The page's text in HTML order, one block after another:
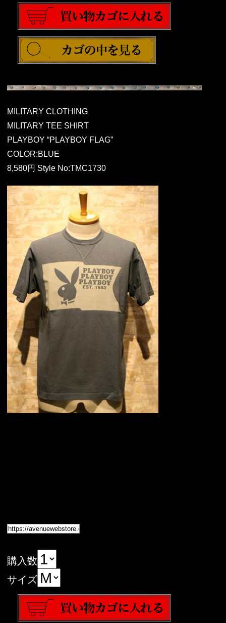
MILITARY CLOTHING
MILITARY TEE SHIRT
PLAYBOY “PLAYBOY FLAG”
COLOR:BLUE
8,580円 Style No:TMC1730
購入数
サイズ